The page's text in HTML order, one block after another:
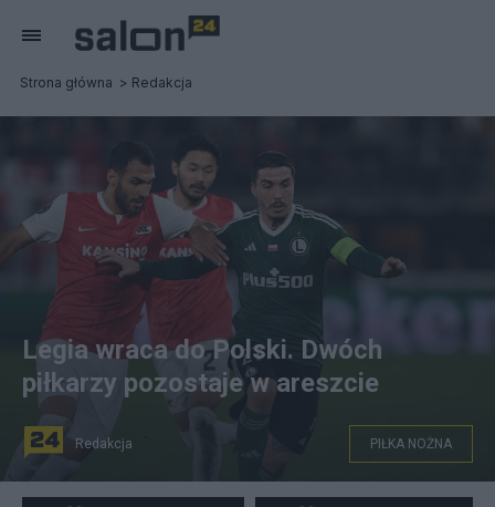
Strona główna Redakcja
Legia wraca do Polski. Dwóch
piłkarzy pozostaje w areszcie
Redakcja PIŁKA NOŻNA